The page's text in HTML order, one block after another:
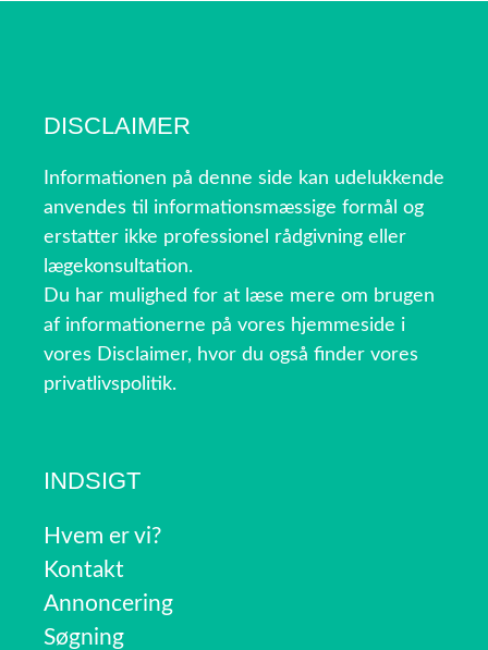
DISCLAIMER
Informationen på denne side kan udelukkende
anvendes til informationsmæssige formål og
erstatter ikke professionel rådgivning eller
lægekonsultation.
Du har mulighed for at læse mere om brugen
af informationerne på vores hjemmeside i
vores Disclaimer, hvor du også finder vores
privatlivspolitik.
INDSIGT
Hvem er vi?
Kontakt
Annoncering
Søgning